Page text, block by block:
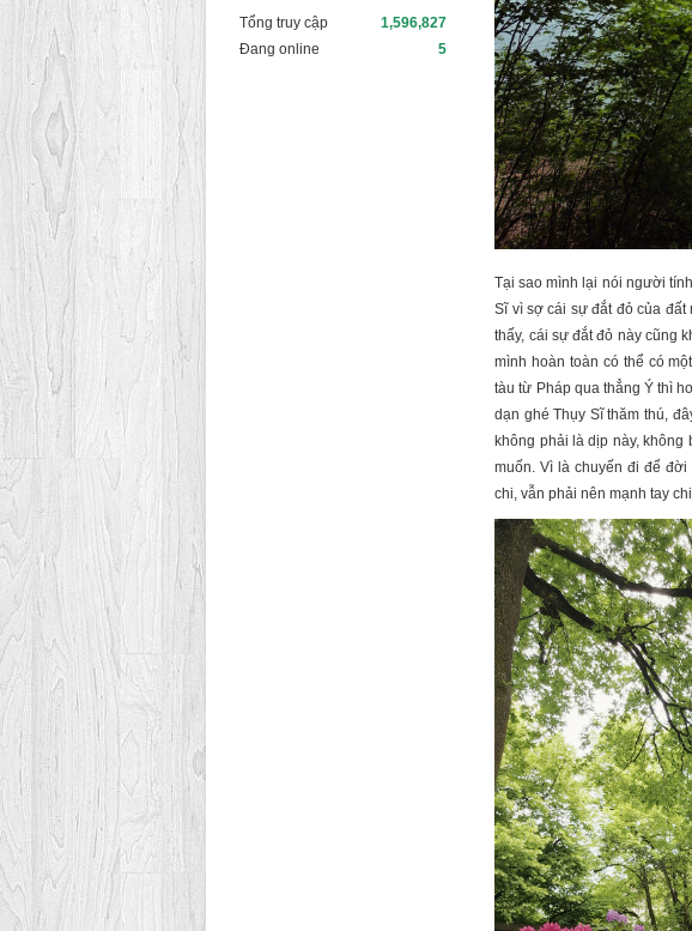
Tại sao mình lại nói người
Sĩ vì sợ cái sự đắt đỏ của đất
thấy, cái sự đắt đỏ này cũng
mình hoàn toàn có thể có
tàu từ Pháp qua thẳng Ý thì
dạn ghé Thụy Sĩ thăm thú,
không phải là dịp này,
muốn. Vì là chuyến đi để
chi, vẫn phải nên mạnh tay
Tổng truy cập
1,596,827
Đang online
5